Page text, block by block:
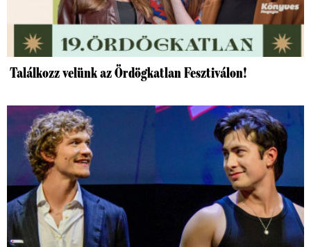
Találkozz velünk az Ördögkatlan Fesztiválon!